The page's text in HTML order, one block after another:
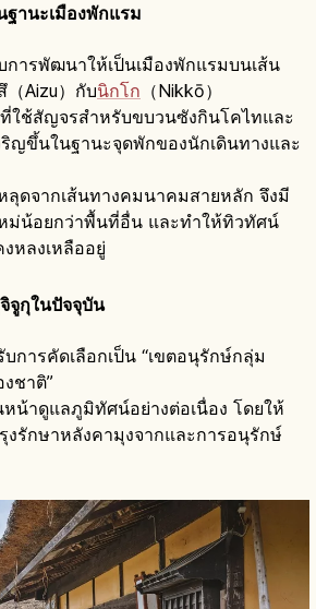
านะเมืองพักแรม
การพัฒนาให้เป็นเมืองพักแรมบนเส้น
Aizu）กับนิกโก （Nikkō）
ใช้สัญจรสำหรับขบวนซังกินโคไทและ
ริญขึ้นในฐานะจุดพักของนักเดินทางและ
ลุดจากเส้นทางคมนาคมสายหลัก จึงมี
ม่น้อยกว่าพื้นที่อื่น และทำให้ทิวทัศน์
หลงเหลืออยู่
จูกุในปัจจุบัน
การคัดเลือกเป็น “เขตอนุรักษ์กลุ่ม
ชาติ”
น้าดูแลภูมิทัศน์อย่างต่อเนื่อง โดยให้
รักษาหลังคามุงจากและการอนุรักษ์